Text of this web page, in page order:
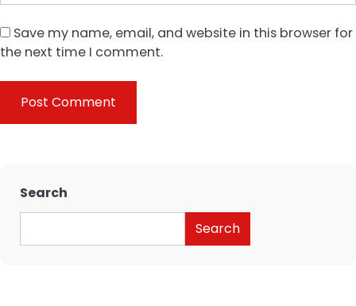
Save my name, email, and website in this browser for
the next time I comment.
Search
Search